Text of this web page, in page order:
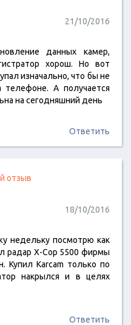
21/10/2016
данных камер,
хорош. Но вот
изначально, что бы не
телефоне. А получается
на сегодняшний день
Ответить
отзыв
18/10/2016
недельку посмотрю как
радар X-Cop 5500 фирмы
Купил Karcam только по
накрылся и в целях
Ответить